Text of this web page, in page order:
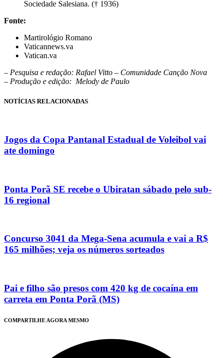
Sociedade Salesiana. († 1936)
Fonte:
Martirológio Romano
Vaticannews.va
Vatican.va
– Pesquisa e redação: Rafael Vitto – Comunidade Canção Nova
– Produção e edição: Melody de Paulo
NOTÍCIAS RELACIONADAS
Jogos da Copa Pantanal Estadual de Voleibol vai
ate domingo
Ponta Porã SE recebe o Ubiratan sábado pelo sub-
16 regional
Concurso 3041 da Mega-Sena acumula e vai a R$
165 milhões; veja os números sorteados
Pai e filho são presos com 420 kg de cocaína em
carreta em Ponta Porã (MS)
COMPARTILHE AGORA MESMO